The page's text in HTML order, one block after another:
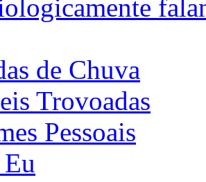
de Chuva
Trovoadas
Pessoais